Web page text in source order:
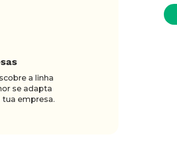
a linha
se adapta
tua empresa.